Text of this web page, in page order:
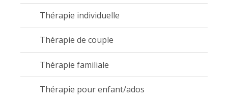
Thérapie individuelle
Thérapie de couple
Thérapie familiale
Thérapie pour enfant/ados